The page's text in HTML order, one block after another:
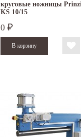
круговые ножницы
KS 10/15
0 ₽